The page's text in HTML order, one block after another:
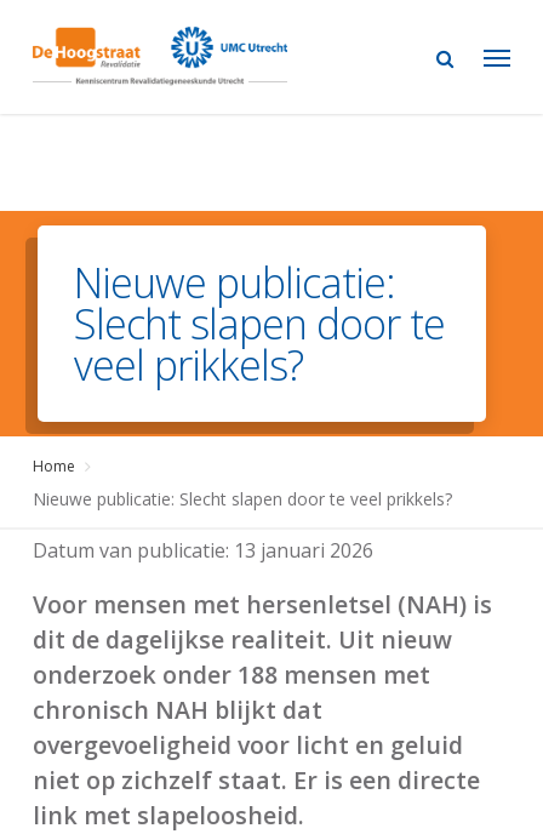
main
Nieuwe publicatie:
Slecht slapen door te
veel prikkels?
Home
Nieuwe publicatie: Slecht slapen door te veel prikkels?
Datum van publicatie: 13 januari 2026
Voor mensen met hersenletsel (NAH) is
dit de dagelijkse realiteit. Uit nieuw
onderzoek onder 188 mensen met
chronisch NAH blijkt dat
overgevoeligheid voor licht en geluid
niet op zichzelf staat. Er is een directe
link met slapeloosheid.